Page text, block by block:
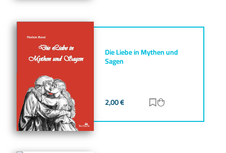
Die Liebe in Mythen und
Sagen
2,00€ Zur Merkliste